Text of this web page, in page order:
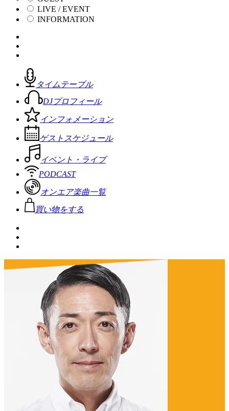
LIVE / EVENT
INFORMATION
タイムテーブル
DJプロフィール
インフォメーション
ゲストスケジュール
イベント・ライブ
PODCAST
オンエア楽曲一覧
買い物をする